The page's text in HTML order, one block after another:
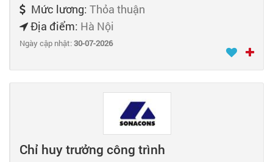
Mức lương: Thỏa thuận
Địa điểm: Hà Nội
Ngày cập nhật:30-07-2026
Chỉ huy trưởng công trình